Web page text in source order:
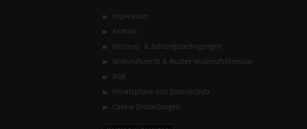
Impressum
Kontakt
Versand- & Zahlungsbedingungen
Widerrufsrecht & Muster-Widerrufsformular
AGB
Privatsphäre und Datenschutz
Cookie Einstellungen